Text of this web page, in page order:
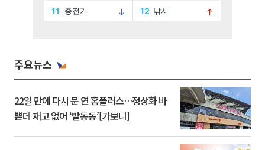
주요뉴스
22일 만에 다시 문 연 홈플러스…정상화 바
쁜데 재고 없어 ‘발동동’[가보니]